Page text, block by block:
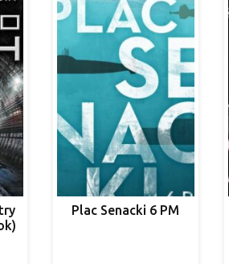
Plac Senacki 6 PM